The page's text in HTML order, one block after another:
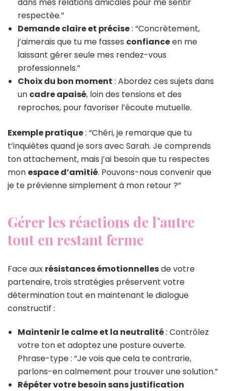
respectée.”
Demande claire et précise: “Concrètement,
j’aimerais que tu me fasses confianceen me
laissant gérer seule mes rendez-vous
professionnels.”
Choix du bon moment : Abordez ces sujets dans
un cadre apaisé, loin des tensions et des
reproches, pour favoriser l’écoute mutuelle.
Exemple pratique: “Chéri, je remarque que tu
t’inquiètes quand je sors avec Sarah. Je comprends
ton attachement, mais j’ai besoin que tu respectes
mon espace d’amitié. Pouvons-nous convenir que
je te prévienne simplement à mon retour ?”
Gérer les réactions de l’autre
tout en restant ferme
Face aux résistances émotionnellesde votre
partenaire, trois stratégies préservent votre
détermination tout en maintenant le dialogue
constructif :
Maintenir le calme et la neutralité: Contrôlez
votre ton et adoptez une posture ouverte.
Phrase-type : “Je vois que cela te contrarie,
parlons-en calmement pour trouver une solution.”
Répéter votre besoin sans justification